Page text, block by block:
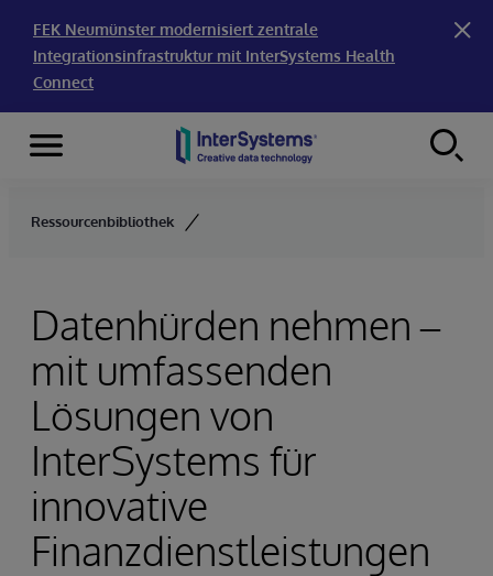
FEK Neumünster modernisiert zentrale
Integrationsinfrastruktur mit InterSystems Health
Connect
Skip to content
Menu
Ressourcenbibliothek
Datenhürden nehmen –
mit umfassenden
Lösungen von
InterSystems für
innovative
Finanzdienstleistungen